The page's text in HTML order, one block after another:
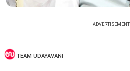
ADVERTISEMENT
TEAM UDAYAVANI